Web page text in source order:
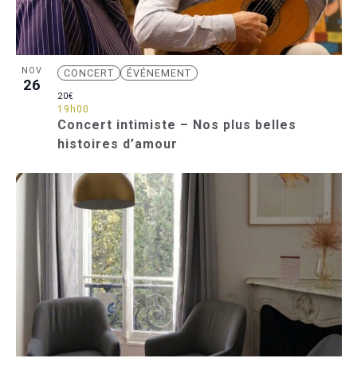
NOV
26
Concert intimiste – Nos plus belles
histoires d’amour
CONCERT ÉVÉNEMENT
19h00
20€